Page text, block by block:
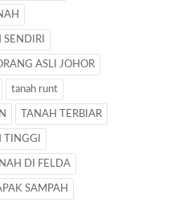
ASLI JOHOR
tanah runt
TANAH TERBIAR
TINGGI
DI FELDA
SAMPAH